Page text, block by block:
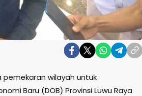
pemekaran wilayah untuk
Baru (DOB) Provinsi Luwu Raya